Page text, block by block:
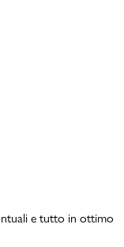
e tutto in ottimo